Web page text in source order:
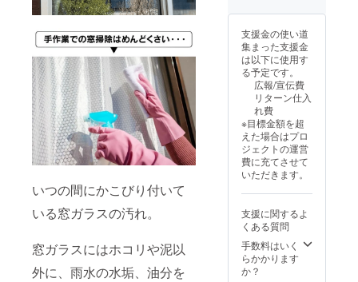
いつの間にかこびり付いて
いる窓ガラスの汚れ。
窓ガラスにはホコリや泥以
外に、雨水の水垢、油分を
ので
す。 ※
ご注文
状況、
使用部
材の供
給状
況、製
造工程
上の都
合等に
より出
荷時期
が遅れ
る場合
ます。
明書 × 2
ン・仕
様は変
更にな
る可能
性もご
ざいま
了承く
ださ
い。 ※
割引率
は一般
販売予
に送料
を含む
合計金
額に対
するも
支援金の使い道
集まった支援金
は以下に使用す
る予定です。
広報/宣伝費
リターン仕入
れ費
※目標金額を超
えた場合はプロ
ジェクトの運営
費に充てさせて
いただきます。
支援に関するよ
くある質問
手数料はいく
らかかります
か？